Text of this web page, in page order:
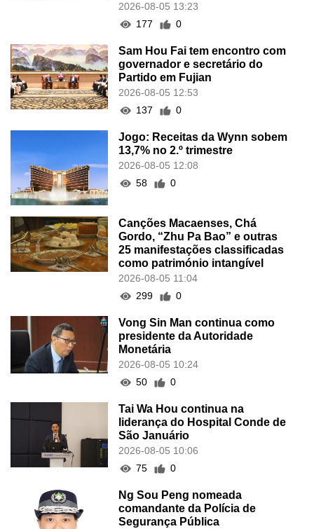
2026-08-05 13:23
177
0
Sam Hou Fai tem encontro com
governador e secretário do
Partido em Fujian
2026-08-05 12:53
137
0
Jogo: Receitas da Wynn sobem
13,7% no 2.º trimestre
2026-08-05 12:08
58
0
Canções Macaenses, Chá
Gordo, “Zhu Pa Bao” e outras
25 manifestações classificadas
como património intangível
2026-08-05 11:04
299
0
Vong Sin Man continua como
presidente da Autoridade
Monetária
2026-08-05 10:24
50
0
Tai Wa Hou continua na
liderança do Hospital Conde de
São Januário
2026-08-05 10:06
75
0
Ng Sou Peng nomeada
comandante da Polícia de
Segurança Pública